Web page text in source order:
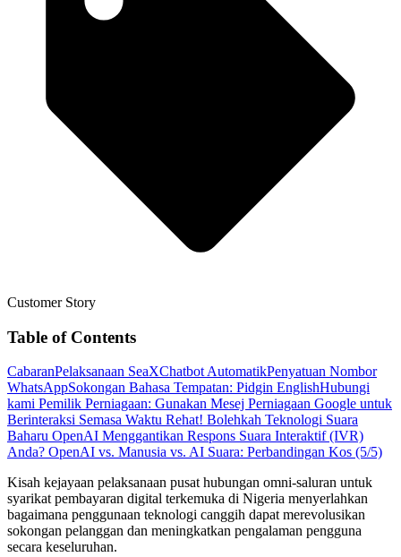
Customer Story
Table of Contents
CabaranPelaksanaan SeaXChatbot AutomatikPenyatuan Nombor
WhatsAppSokongan Bahasa Tempatan: Pidgin EnglishHubungi
kami Pemilik Perniagaan: Gunakan Mesej Perniagaan Google untuk
Berinteraksi Semasa Waktu Rehat! Bolehkah Teknologi Suara
Baharu OpenAI Menggantikan Respons Suara Interaktif (IVR)
Anda? OpenAI vs. Manusia vs. AI Suara: Perbandingan Kos (5/5)
Kisah kejayaan pelaksanaan pusat hubungan omni-saluran untuk
syarikat pembayaran digital terkemuka di Nigeria menyerlahkan
bagaimana penggunaan teknologi canggih dapat merevolusikan
sokongan pelanggan dan meningkatkan pengalaman pengguna
secara keseluruhan.